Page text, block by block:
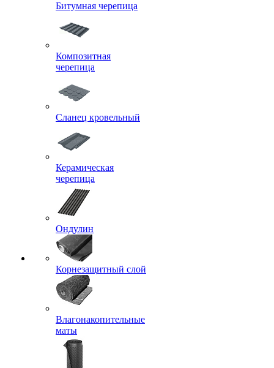
Битумная черепица
Композитная
черепица
Сланец кровельный
Керамическая
черепица
Ондулин
Корнезащитный слой
Влагонакопительные
маты